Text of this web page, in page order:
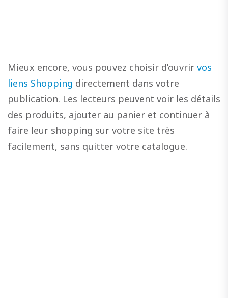
Mieux encore, vous pouvez choisir d’ouvrir vos
liens Shopping directement dans votre
publication. Les lecteurs peuvent voir les détails
des produits, ajouter au panier et continuer à
faire leur shopping sur votre site très
facilement, sans quitter votre catalogue.